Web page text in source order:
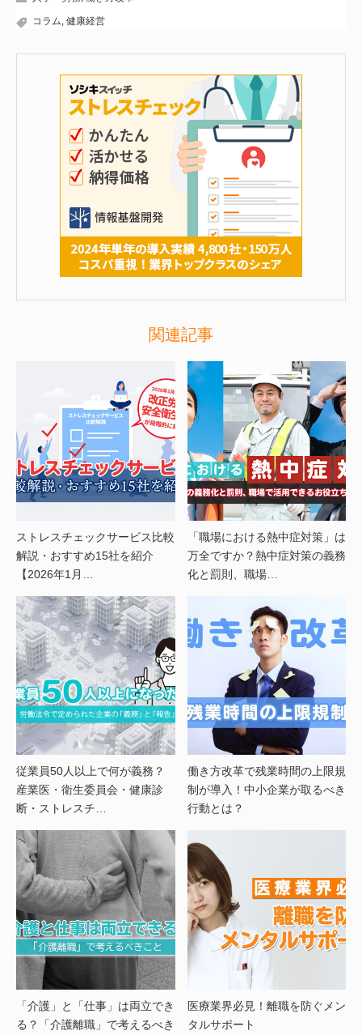
コラム, 健康経営
関連記事
ストレスチェックサービス比較
解説・おすすめ15社を紹介
【2026年1月…
「職場における熱中症対策」は
万全ですか？熱中症対策の義務
化と罰則、職場…
従業員50人以上で何が義務？
産業医・衛生委員会・健康診
断・ストレスチ…
働き方改革で残業時間の上限規
制が導入！中小企業が取るべき
行動とは？
「介護」と「仕事」は両立でき
る？「介護離職」で考えるべき
医療業界必見！離職を防ぐメン
タルサポート